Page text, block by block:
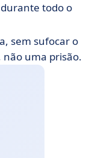
todo o
sem sufocar o
uma prisão.